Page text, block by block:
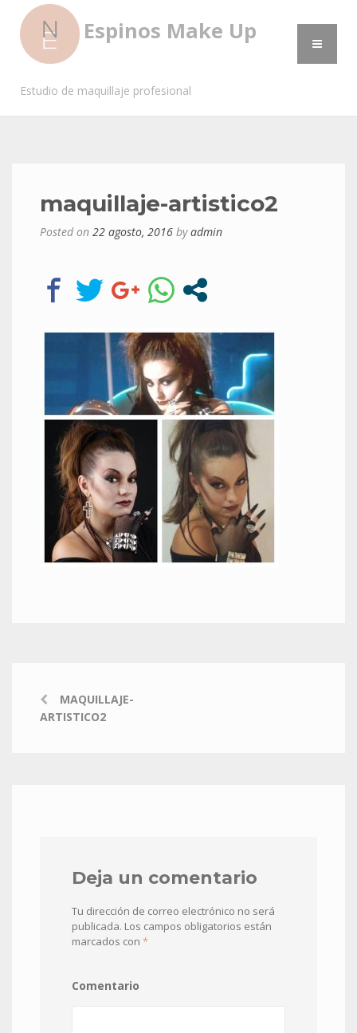
Espinos Make Up
Estudio de maquillaje profesional
maquillaje-artistico2
Posted on 22 agosto, 2016 byadmin
MAQUILLAJE-
ARTISTICO2
Deja un comentario
Tu dirección de correo electrónico no será
publicada. Los campos obligatorios están
marcados con *
Comentario